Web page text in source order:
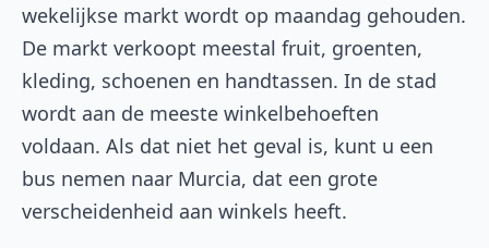
wekelijkse markt wordt op maandag gehouden.
De markt verkoopt meestal fruit, groenten,
kleding, schoenen en handtassen. In de stad
wordt aan de meeste winkelbehoeften
voldaan. Als dat niet het geval is, kunt u een
bus nemen naar Murcia, dat een grote
verscheidenheid aan winkels heeft.